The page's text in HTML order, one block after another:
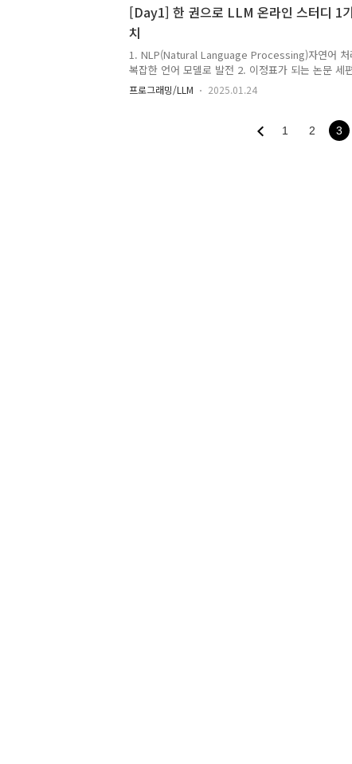
신경망 모델에서는 모델 구조와 필요한 초기설정
부모 클래스의 __init__ 메서드를 호출 →
러 클래스를 동시에 상속받을 때 생길 수 있는 복잡
num_embeddin..
[Day1] 한 권으로 LLM 온라인 스터디 1
치
1. NLP(Natural Language Processing)자연어
복잡한 언어 모델로 발전 2. 이정표가 되는 논문 세
https://courses.cs.umbc.edu/471/papers/
는가?- 사고의 개념에 대하서 철학적 논의보다 실용
https://www.ling.upenn.edu/courses/
공 신경망 모델은 퍼셉트론 개념을 실제 하드웨어
프로그래밍/LLM 2025.01.24
1 2 3